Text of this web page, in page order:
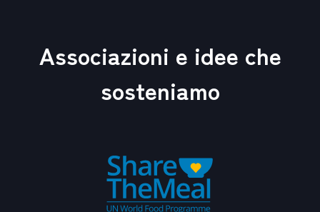
Associazioni e idee che
sosteniamo